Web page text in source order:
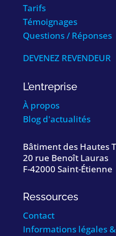
Tarifs
Témoignages
Questions / Réponses
DEVENEZ REVENDEUR
L’entreprise
À propos
Blog d'actualités
Bâtiment des Hautes
20 rue Benoît Lauras
F-42000 Saint-Étienne
Ressources
Contact
Informations légales &